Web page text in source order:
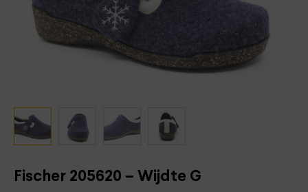
Fischer 205620 – Wijdte G